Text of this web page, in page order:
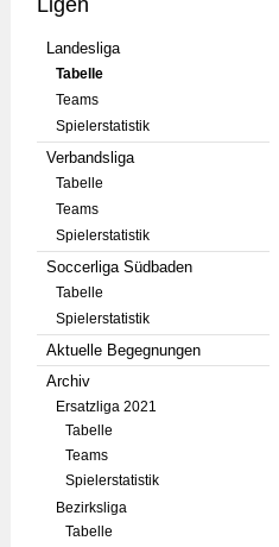
Ligen
Landesliga
Tabelle
Teams
Spielerstatistik
Verbandsliga
Tabelle
Teams
Spielerstatistik
Soccerliga Südbaden
Tabelle
Spielerstatistik
Aktuelle Begegnungen
Archiv
Ersatzliga 2021
Tabelle
Teams
Spielerstatistik
Bezirksliga
Tabelle